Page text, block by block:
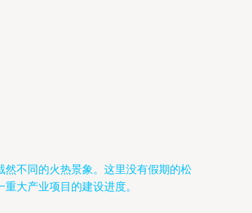
不同的火热景象。这里没有假期的松
大产业项目的建设进度。